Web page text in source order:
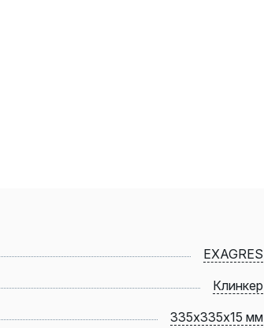
EXAGRES
Клинкер
335х335х15 мм